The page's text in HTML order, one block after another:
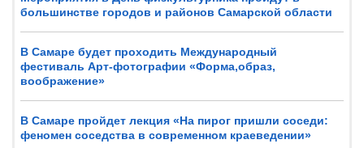
большинстве городов и районов Самарской области
В Самаре будет проходить Международный
фестиваль Арт-фотографии «Форма,образ,
воображение»
В Самаре пройдет лекция «На пирог пришли соседи:
феномен соседства в современном краеведении»